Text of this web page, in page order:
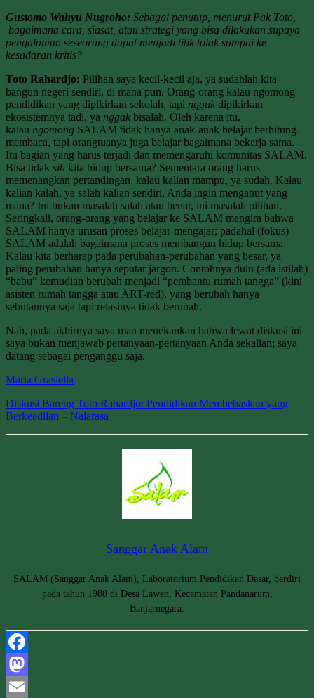
Gustomo Wahyu Nugroho: Sebagai penutup, menurut Pak Toto,
bagaimana cara, siasat, atau strategi yang bisa dilakukan supaya
pengalaman seseorang dapat menjadi titik tolak sampai ke
kesadaran kritis?
Toto Rahardjo: Pilihan saya kecil-kecil aja, ya sudahlah kita
bangun negeri sendiri, di mana pun. Orang-orang kalau ngomong
pendidikan yang dipikirkan sekolah, tapi nggak dipikirkan
ekosistemnya tadi, ya nggak bisalah. Oleh karena itu,
kalau ngomong SALAM tidak hanya anak-anak belajar berhitung-
membaca, tapi orangtuanya juga belajar bagaimana bekerja sama.
Itu bagian yang harus terjadi dan memengaruhi komunitas SALAM.
Bisa tidak sih kita hidup bersama? Sementara orang harus
memenangkan pertandingan, kalau kalian mampu, ya sudah. Kalau
kalian kalah, ya salah kalian sendiri. Anda ingin menganut yang
mana? Ini bukan masalah salah atau benar, ini masalah pilihan.
Seringkali, orang-orang yang belajar ke SALAM mengira bahwa
SALAM hanya urusan proses belajar-mengajar; padahal (fokus)
SALAM adalah bagaimana proses membangun hidup bersama.
Kalau kita berharap pada perubahan-perubahan yang besar, ya
paling perubahan hanya seputar jargon. Contohnya dulu (ada istilah)
“babu” kemudian berubah menjadi “pembantu rumah tangga” (kini
asisten rumah tangga atau ART-red), yang berubah hanya
sebutannya saja tapi relasinya tidak berubah.
Nah, pada akhirnya saya mau menekankan bahwa lewat diskusi ini
saya bukan menjawab pertanyaan-pertanyaan Anda sekalian; saya
datang sebagai penganggu saja.
Maria Grasiella
Diskusi Bareng Toto Rahardjo: Pendidikan Membebaskan yang
Berkeadilan – Nalarasa
Sanggar Anak Alam
SALAM (Sanggar Anak Alam), Laboratorium Pendidikan Dasar, berdiri
pada tahun 1988 di Desa Lawen, Kecamatan Pandanarum,
Banjarnegara.
Facebook
Mastodon